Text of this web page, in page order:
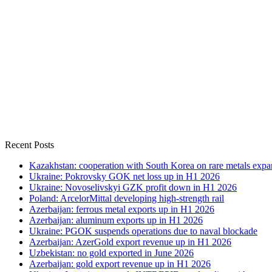
Recent Posts
Kazakhstan: cooperation with South Korea on rare metals
Ukraine: Pokrovsky GOK net loss up in H1 2026
Ukraine: Novoselivskyi GZK profit down in H1 2026
Poland: ArcelorMittal developing high-strength rail
Azerbaijan: ferrous metal exports up in H1 2026
Azerbaijan: aluminum exports up in H1 2026
Ukraine: PGOK suspends operations due to naval blockade
Azerbaijan: AzerGold export revenue up in H1 2026
Uzbekistan: no gold exported in June 2026
Azerbaijan: gold export revenue up in H1 2026